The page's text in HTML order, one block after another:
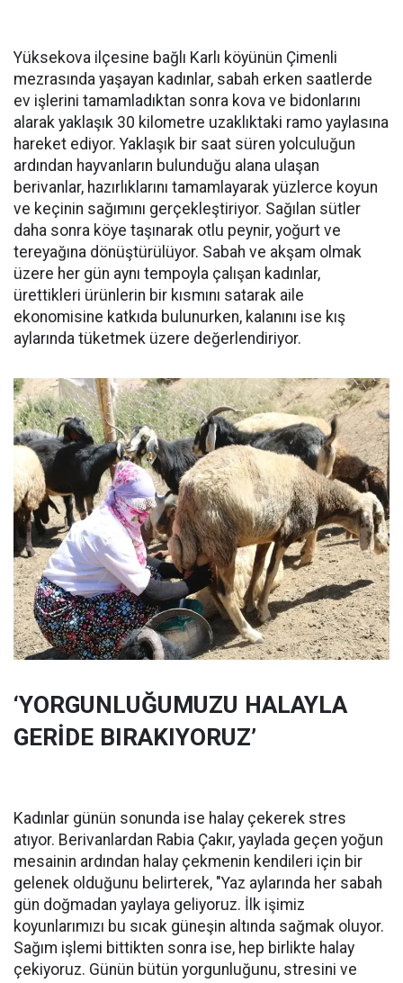
Yüksekova ilçesine bağlı Karlı köyünün Çimenli
mezrasında yaşayan kadınlar, sabah erken saatlerde
ev işlerini tamamladıktan sonra kova ve bidonlarını
alarak yaklaşık 30 kilometre uzaklıktaki ramo yaylasına
hareket ediyor. Yaklaşık bir saat süren yolculuğun
ardından hayvanların bulunduğu alana ulaşan
berivanlar, hazırlıklarını tamamlayarak yüzlerce koyun
ve keçinin sağımını gerçekleştiriyor. Sağılan sütler
daha sonra köye taşınarak otlu peynir, yoğurt ve
tereyağına dönüştürülüyor. Sabah ve akşam olmak
üzere her gün aynı tempoyla çalışan kadınlar,
ürettikleri ürünlerin bir kısmını satarak aile
ekonomisine katkıda bulunurken, kalanını ise kış
aylarında tüketmek üzere değerlendiriyor.
‘YORGUNLUĞUMUZU HALAYLA
GERİDE BIRAKIYORUZ’
Kadınlar günün sonunda ise halay çekerek stres
atıyor. Berivanlardan Rabia Çakır, yaylada geçen yoğun
mesainin ardından halay çekmenin kendileri için bir
gelenek olduğunu belirterek, "Yaz aylarında her sabah
gün doğmadan yaylaya geliyoruz. İlk işimiz
koyunlarımızı bu sıcak güneşin altında sağmak oluyor.
Sağım işlemi bittikten sonra ise, hep birlikte halay
çekiyoruz. Günün bütün yorgunluğunu, stresini ve